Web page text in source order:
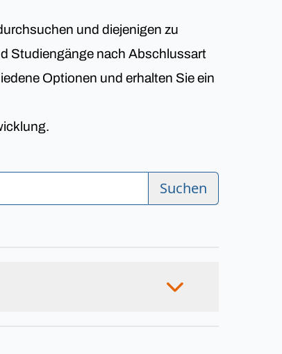
und diejenigen zu
Studiengänge nach Abschlussart
Optionen und erhalten Sie ein
Suchen